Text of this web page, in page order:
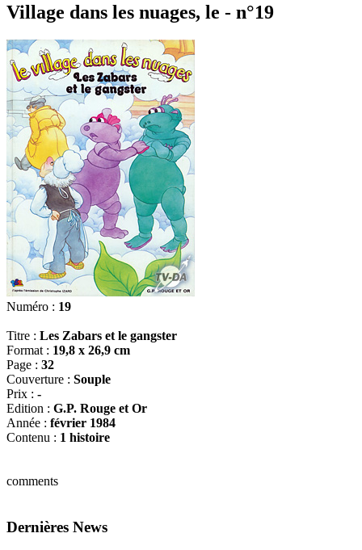
Village dans les nuages, le - n°19
Numéro : 19
Titre : Les Zabars et le gangster
Format : 19,8 x 26,9 cm
Page : 32
Couverture : Souple
Prix : -
Edition : G.P. Rouge et Or
Année : février 1984
Contenu : 1 histoire
comments
Dernières News